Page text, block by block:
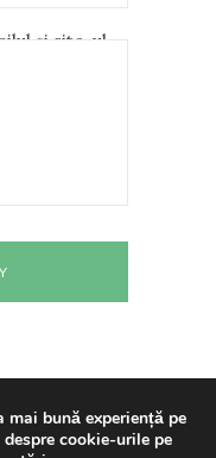
și site-ul
data
Casa de
bună experiență pe
cookie-urile pe